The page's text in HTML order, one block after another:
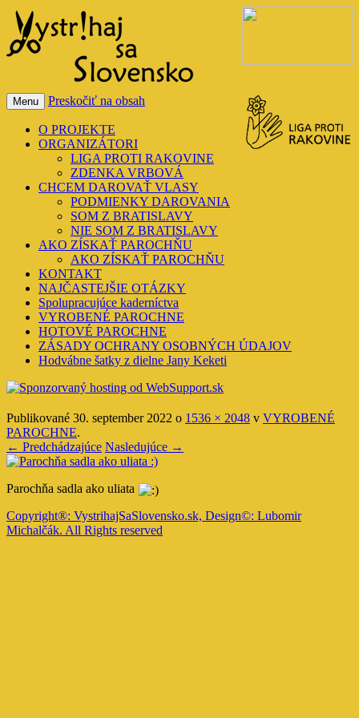
VystrihajSaSlovensko
Menu Preskočiť na obsah
O PROJEKTE
ORGANIZÁTORI
LIGA PROTI RAKOVINE
ZDENKA VRBOVÁ
CHCEM DAROVAŤ VLASY
PODMIENKY DAROVANIA
SOM Z BRATISLAVY
NIE SOM Z BRATISLAVY
AKO ZÍSKAŤ PAROCHŇU
AKO ZÍSKAŤ PAROCHŇU
KONTAKT
NAJČASTEJŠIE OTÁZKY
Spolupracujúce kaderníctva
VYROBENÉ PAROCHNE
HOTOVÉ PAROCHNE
ZÁSADY OCHRANY OSOBNÝCH ÚDAJOV
Hodvábne šatky z dielne Jany Keketi
Publikované 30. september 2022 o 1536 × 2048 v VYROBENÉ
PAROCHNE.
← Predchádzajúce Nasledujúce →
Parochňa sadla ako uliata
Copyright®: VystrihajSaSlovensko.sk, Design©: Lubomir
Michalčák. All Rights reserved